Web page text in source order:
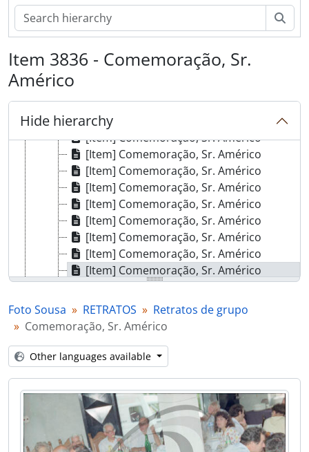
Item 3836 - Comemoração, Sr.
Américo
Hide hierarchy
[Item] Retrato de homens
[Item] Retrato de crianças
[Item] Comemoração, Sr. Américo
[Item] Comemoração, Sr. Américo
[Item] Comemoração, Sr. Américo
[Item] Comemoração, Sr. Américo
[Item] Comemoração, Sr. Américo
[Item] Comemoração, Sr. Américo
[Item] Comemoração, Sr. Américo
[Item] Comemoração, Sr. Américo
[Item] Comemoração, Sr. Américo
[Item] Comemoração, Sr. Américo
[Item] Comemoração, Sr. Américo
[Item] Comemoração, Sr. Américo
[Item] Comemoração, Sr. Américo
[Item] Comemoração, Sr. Américo
[Item] Comemoração, Sr. Américo
[Item] Comemoração, Sr. Américo
[Item] Comemoração, Sr. Américo
[Item] Comemoração, Sr. Américo
[Item] Comemoração, Sr. Américo
[Item] Comemoração, Sr. Américo
[Item] Comemoração, Sr. Américo
[Item] Comemoração, Sr. Américo
[Item] Comemoração, Sr. Américo
[Item] Comemoração, Sr. Américo
Foto Sousa RETRATOS
Retratos de grupo
Comemoração, Sr. Américo
Other languages available